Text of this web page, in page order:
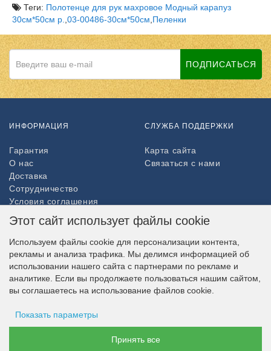
Теги: Полотенце для рук махровое Модный карапуз
30см*50см р. 03-00486-30см*50см Пеленки
ПОДПИСАТЬСЯ
ИНФОРМАЦИЯ
Гарантия
О нас
Доставка
Сотрудничество
Условия соглашения
Возврат товара
СЛУЖБА ПОДДЕРЖКИ
Карта сайта
Связаться с нами
Партнёры
НАШ МАГАЗИН В СОЦСЕТЯХ
Этот сайт использует файлы cookie
Используем файлы cookie для персонализации контента,
рекламы и анализа трафика. Мы делимся информацией об
использовании нашего сайта с партнерами по рекламе и
аналитике. Если вы продолжаете пользоваться нашим сайтом,
вы соглашаетесь на использование файлов cookie.
Показать параметры
Принять все